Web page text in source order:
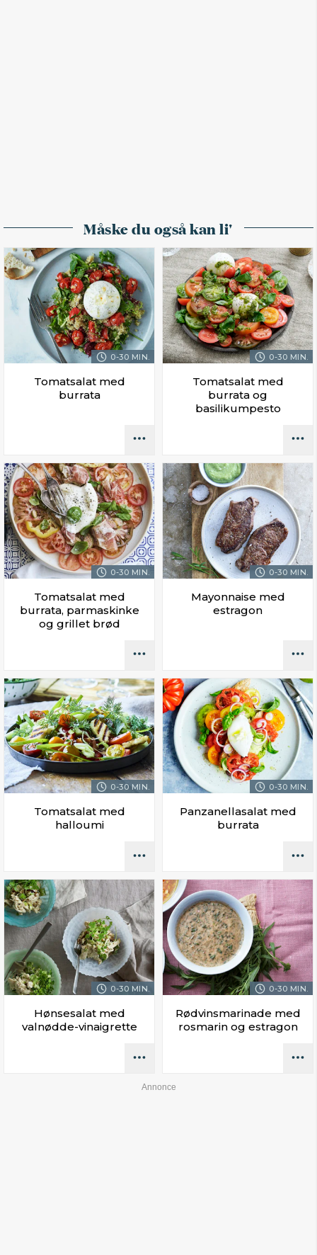
Måske du også kan li'
0-30 MIN.
Tomatsalat med
burrata
0-30 MIN.
Tomatsalat med
burrata og
basilikumpesto
0-30 MIN.
Tomatsalat med
burrata, parmaskinke
og grillet brød
0-30 MIN.
Mayonnaise med
estragon
0-30 MIN.
Tomatsalat med
halloumi
0-30 MIN.
Panzanellasalat med
burrata
0-30 MIN.
Hønsesalat med
valnødde-vinaigrette
0-30 MIN.
Rødvinsmarinade med
rosmarin og estragon